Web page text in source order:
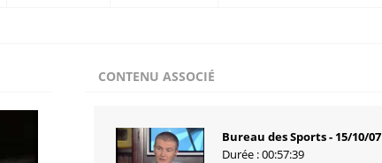
CONTENU ASSOCIÉ
Bureau des Sports - 15/10/07
Durée : 00:57:39